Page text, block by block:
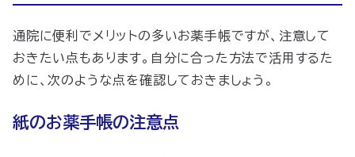
通院に便利でメリットの多いお薬手帳ですが、注意して
おきたい点もあります。自分に合った方法で活用するた
めに、次のような点を確認しておきましょう。
紙のお薬手帳の注意点